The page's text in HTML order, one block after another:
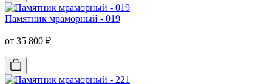
Памятник мраморный - 019
от 35 800 ₽